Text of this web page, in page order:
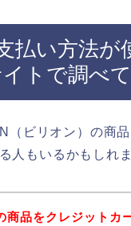
払い方法が
トで調べて
（ビリオン）の商
人もいるかもしれ
商品をクレジットカ